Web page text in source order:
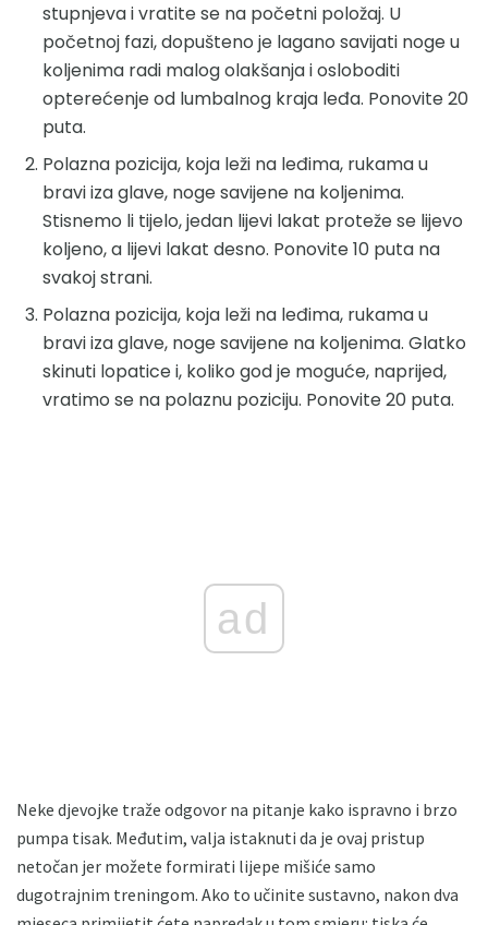
stupnjeva i vratite se na početni položaj. U
početnoj fazi, dopušteno je lagano savijati noge u
koljenima radi malog olakšanja i osloboditi
opterećenje od lumbalnog kraja leđa. Ponovite 20
puta.
Polazna pozicija, koja leži na leđima, rukama u
bravi iza glave, noge savijene na koljenima.
Stisnemo li tijelo, jedan lijevi lakat proteže se lijevo
koljeno, a lijevi lakat desno. Ponovite 10 puta na
svakoj strani.
Polazna pozicija, koja leži na leđima, rukama u
bravi iza glave, noge savijene na koljenima. Glatko
skinuti lopatice i, koliko god je moguće, naprijed,
vratimo se na polaznu poziciju. Ponovite 20 puta.
ad
Neke djevojke traže odgovor na pitanje kako ispravno i brzo
pumpa tisak. Međutim, valja istaknuti da je ovaj pristup
netočan jer možete formirati lijepe mišiće samo
dugotrajnim treningom. Ako to učinite sustavno, nakon dva